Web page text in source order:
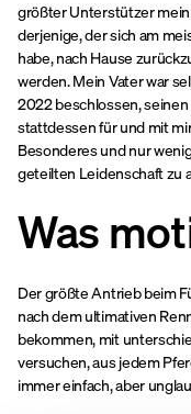
größter Unterstützer
derjenige, der sich am
habe, nach Hause
werden. Mein Vater war
2022 beschlossen,
stattdessen für und mit
Besonderes und nur
geteilten Leidenschaft zu
Was
Der größte Antrieb beim
nach dem ultimativen
bekommen, mit
versuchen, aus jedem
immer einfach, aber